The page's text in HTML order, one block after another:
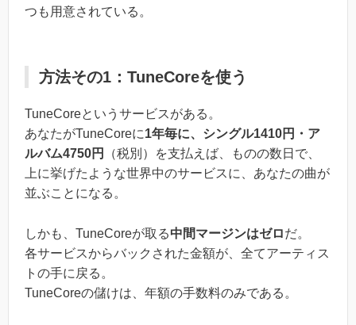
つも用意されている。
方法その1：TuneCoreを使う
TuneCoreというサービスがある。
あなたがTuneCoreに1年毎に、シングル1410円・ア
ルバム4750円
（税別）を支払えば、ものの数日で、
上に挙げたような世界中のサービスに、あなたの曲が
並ぶことになる。
しかも、TuneCoreが取る中間マージンはゼロだ。
各サービスからバックされた金額が、全てアーティス
トの手に戻る。
TuneCoreの儲けは、年額の手数料のみである。